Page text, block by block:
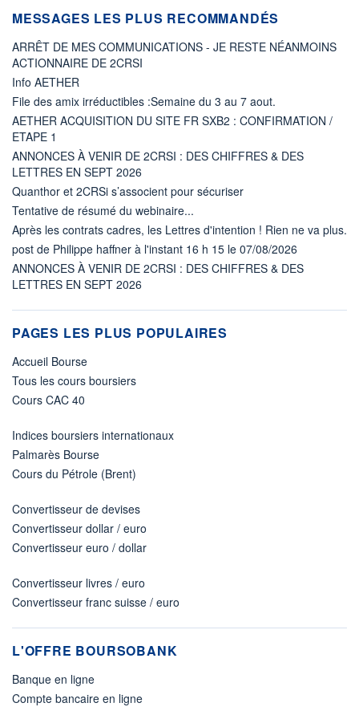
MESSAGES LES PLUS RECOMMANDÉS
ARRÊT DE MES COMMUNICATIONS - JE RESTE NÉANMOINS
ACTIONNAIRE DE 2CRSI
Info AETHER
File des amix irréductibles :Semaine du 3 au 7 aout.
AETHER ACQUISITION DU SITE FR SXB2 : CONFIRMATION /
ETAPE 1
ANNONCES À VENIR DE 2CRSI : DES CHIFFRES & DES
LETTRES EN SEPT 2026
Quanthor et 2CRSi s’associent pour sécuriser
Tentative de résumé du webinaire...
Après les contrats cadres, les Lettres d'intention ! Rien ne va plus.
post de Philippe haffner à l'instant 16 h 15 le 07/08/2026
ANNONCES À VENIR DE 2CRSI : DES CHIFFRES & DES
LETTRES EN SEPT 2026
PAGES LES PLUS POPULAIRES
Accueil Bourse
Tous les cours boursiers
Cours CAC 40
Indices boursiers internationaux
Palmarès Bourse
Cours du Pétrole (Brent)
Convertisseur de devises
Convertisseur dollar / euro
Convertisseur euro / dollar
Convertisseur livres / euro
Convertisseur franc suisse / euro
L'OFFRE BOURSOBANK
Banque en ligne
Compte bancaire en ligne